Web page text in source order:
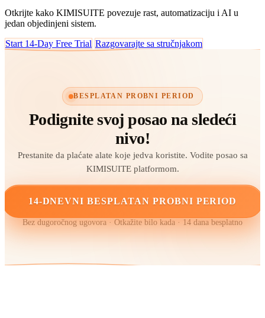
Otkrijte kako KIMISUITE povezuje rast, automatizaciju i AI u
jedan objedinjeni sistem.
Start 14-Day Free Trial Razgovarajte sa stručnjakom
BESPLATAN PROBNI PERIOD
Podignite svoj posao na sledeći
nivo!
Prestanite da plaćate alate koje jedva koristite. Vodite posao sa
KIMISUITE platformom.
14-DNEVNI BESPLATAN PROBNI PERIOD
Bez dugoročnog ugovora · Otkažite bilo kada · 14 dana besplatno